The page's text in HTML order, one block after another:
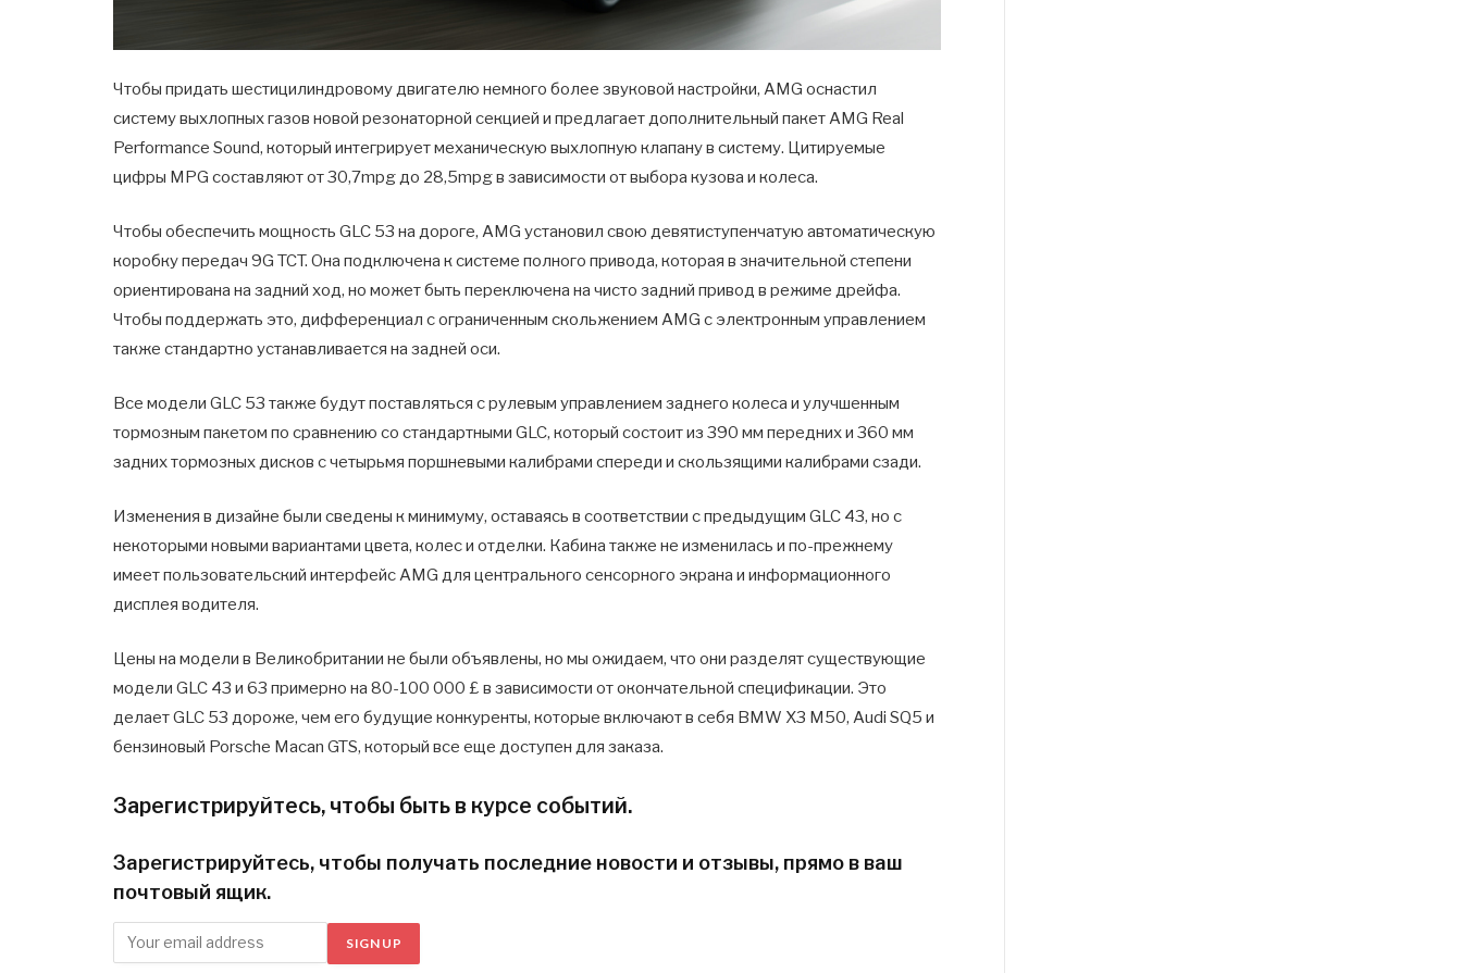
Чтобы придать шестицилиндровому двигателю немного более звуковой настройки, AMG оснастил
систему выхлопных газов новой резонаторной секцией и предлагает дополнительный пакет AMG Real
Performance Sound, который интегрирует механическую выхлопную клапану в систему. Цитируемые
цифры MPG составляют от 30,7mpg до 28,5mpg в зависимости от выбора кузова и колеса.
Чтобы обеспечить мощность GLC 53 на дороге, AMG установил свою девятиступенчатую автоматическую
коробку передач 9G TCT. Она подключена к системе полного привода, которая в значительной степени
ориентирована на задний ход, но может быть переключена на чисто задний привод в режиме дрейфа.
Чтобы поддержать это, дифференциал с ограниченным скольжением AMG с электронным управлением
также стандартно устанавливается на задней оси.
Все модели GLC 53 также будут поставляться с рулевым управлением заднего колеса и улучшенным
тормозным пакетом по сравнению со стандартными GLC, который состоит из 390 мм передних и 360 мм
задних тормозных дисков с четырьмя поршневыми калибрами спереди и скользящими калибрами сзади.
Изменения в дизайне были сведены к минимуму, оставаясь в соответствии с предыдущим GLC 43, но с
некоторыми новыми вариантами цвета, колес и отделки. Кабина также не изменилась и по-прежнему
имеет пользовательский интерфейс AMG для центрального сенсорного экрана и информационного
дисплея водителя.
Цены на модели в Великобритании не были объявлены, но мы ожидаем, что они разделят существующие
модели GLC 43 и 63 примерно на 80-100 000 £ в зависимости от окончательной спецификации. Это
делает GLC 53 дороже, чем его будущие конкуренты, которые включают в себя BMW X3 M50, Audi SQ5 и
бензиновый Porsche Macan GTS, который все еще доступен для заказа.
Зарегистрируйтесь, чтобы быть в курсе событий.
Зарегистрируйтесь, чтобы получать последние новости и отзывы, прямо в ваш
почтовый ящик.
SIGN UP